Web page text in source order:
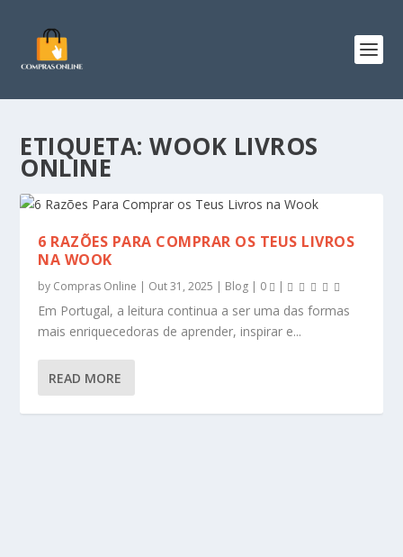
ETIQUETA:WOOK LIVROS
ONLINE
6 RAZÕES PARA COMPRAR OS TEUS LIVROS
NA WOOK
by Compras Online | Out 31, 2025 | Blog | 0 |
Em Portugal, a leitura continua a ser uma das formas
mais enriquecedoras de aprender, inspirar e...
READ MORE